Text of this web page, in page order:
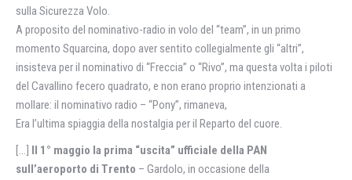
sulla Sicurezza Volo.
A proposito del nominativo-radio in volo del “team”, in un primo
momento Squarcina, dopo aver sentito collegialmente gli “altri”,
insisteva per il nominativo di “Freccia” o “Rivo”, ma questa volta i piloti
del Cavallino fecero quadrato, e non erano proprio intenzionati a
mollare: il nominativo radio – “Pony”, rimaneva,
Era l’ultima spiaggia della nostalgia per il Reparto del cuore.
[…] Il 1° maggio la prima “uscita” ufficiale della PAN
sull’aeroporto di Trento – Gardolo, in occasione della